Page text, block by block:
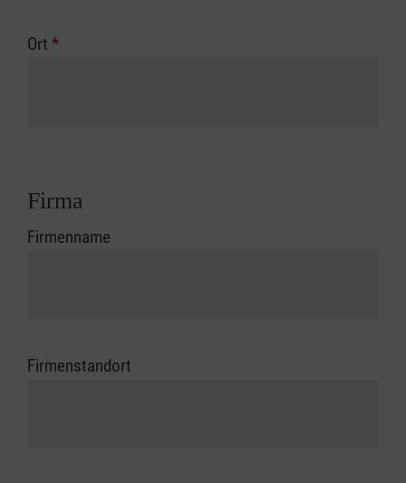
Ort *
Firma
Firmenname
Firmenstandort